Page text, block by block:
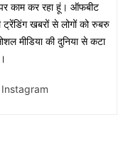
काम कर रहा हूं। ऑफबीट
खबरों से लोगों को रुबरु
मीडिया की दुनिया से कटा
Instagram